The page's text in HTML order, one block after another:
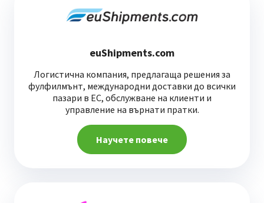
euShipments.com
Логистична компания, предлагаща решения за
фулфилмънт, международни доставки до всички
пазари в ЕС, обслужване на клиенти и
управление на върнати пратки.
Научете повече